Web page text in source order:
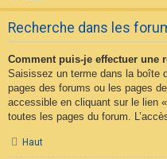
Recherche dans les
Comment puis-je effectuer une
Saisissez un terme dans la boîte
pages des forums ou les pages
accessible en cliquant sur le lien
toutes les pages du forum.
Haut